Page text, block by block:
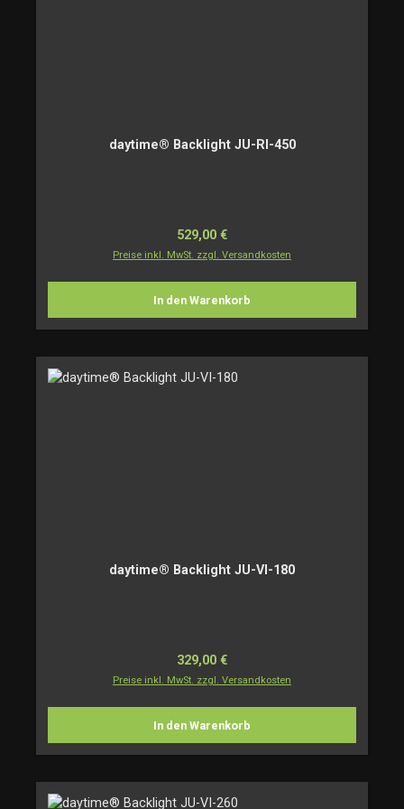
daytime® Backlight JU-RI-450
Regulärer Preis:
529,00 €
Preise inkl. MwSt. zzgl. Versandkosten
In den Warenkorb
daytime® Backlight JU-VI-180
Regulärer Preis:
329,00 €
Preise inkl. MwSt. zzgl. Versandkosten
In den Warenkorb